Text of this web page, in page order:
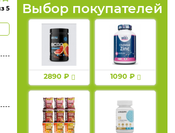
5
Выбор покупателей
2890 ₽ 1090 ₽